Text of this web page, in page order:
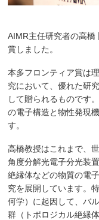
AIMR主任研究者の高
賞しました。
本多フロンティア賞は
究において、優れた研
して贈られるものです
の電子構造と物性発現
す。
高橋教授はこれまで、
角度分解光電子分光装
絶縁体などの物質の電
究を展開しています。
何学）に起因して、バ
群（トポロジカル絶縁